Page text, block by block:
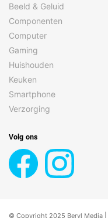
Beeld & Geluid
Componenten
Computer
Gaming
Huishouden
Keuken
Smartphone
Verzorging
Volg ons
© Copyright 2025 Beryl Media |